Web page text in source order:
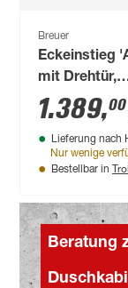
Breuer
Eckeinstieg
mit Drehtür,
teilgerahmt,
Chromoptik,
200 x 80 cm,
1.389,00
Lieferung nach
Nur wenige
Bestellbar in
Beratung